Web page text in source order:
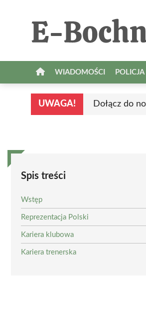
WIADOMOŚCI POLICJA
UWAGA! Dołącz do
Spis treści
Wstęp
Reprezentacja Polski
Kariera klubowa
Kariera trenerska